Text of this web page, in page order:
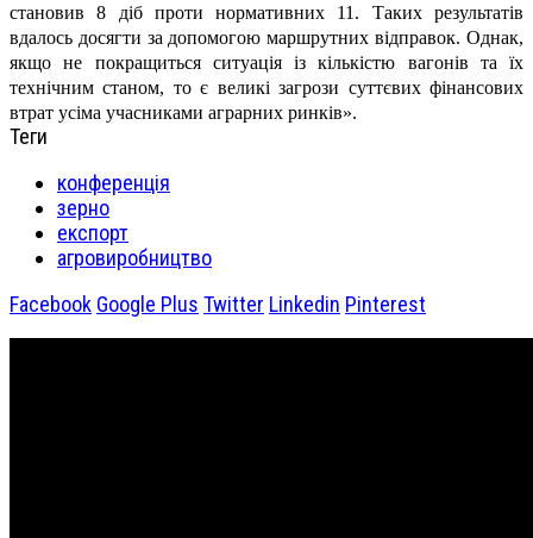
становив 8 діб проти нормативних 11. Таких результатів
вдалось досягти за допомогою маршрутних відправок. Однак,
якщо не покращиться ситуація із кількістю вагонів та їх
технічним станом, то є великі загрози суттєвих фінансових
втрат усіма учасниками аграрних ринків».
Теги
конференція
зерно
експорт
агровиробництво
Facebook Google Plus Twitter Linkedin Pinterest